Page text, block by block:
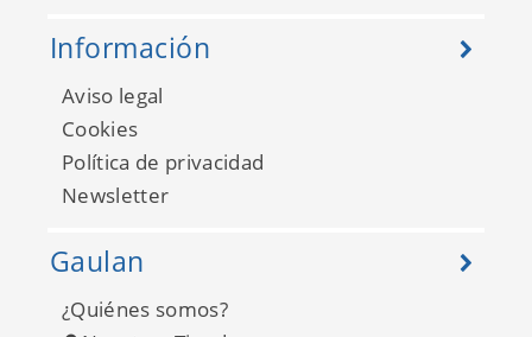
Información
Aviso legal
Cookies
Política de privacidad
Newsletter
Gaulan
¿Quiénes somos?